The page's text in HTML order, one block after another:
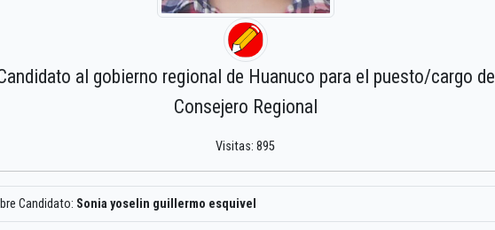
al gobierno regional de Huanuco para el puesto/cargo de
Consejero Regional
Visitas: 895
Candidato: Sonia yoselin guillermo esquivel